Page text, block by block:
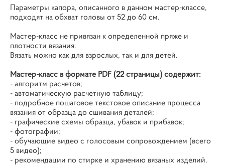
Параметры капора, описанного в данном мастер-классе,
подходят на обхват головы от 52 до 60 см.
Мастер-класс не привязан к определенной пряже и
плотности вязания.
Вязать можно как для взрослых, так и для детей.
Мастер-класс в формате PDF (22 страницы) содержит:
- алгоритм расчетов;
- автоматическую расчетную таблицу;
- подробное пошаговое текстовое описание процесса
вязания от образца до сшивания деталей;
- графические схемы образца, убавок и прибавок;
- фотографии;
- обучающие видео с голосовым сопровождением (всего
5 видео);
- рекомендации по стирке и хранению вязаных изделий.